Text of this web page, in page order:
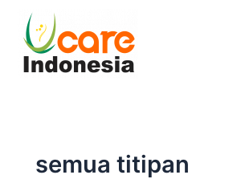
content
semua titipan